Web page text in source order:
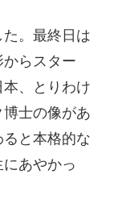
。最終日は
らスター
本、とりわけ
士の像があ
と本格的な
あやかっ